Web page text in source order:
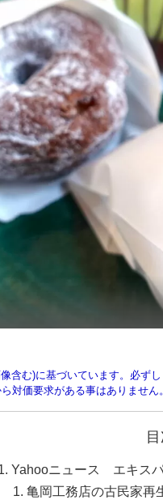
含む)に基づいています。必ず
対価要求がある事はありませ
Yahooニュース エキス
亀岡工務店の古民家再